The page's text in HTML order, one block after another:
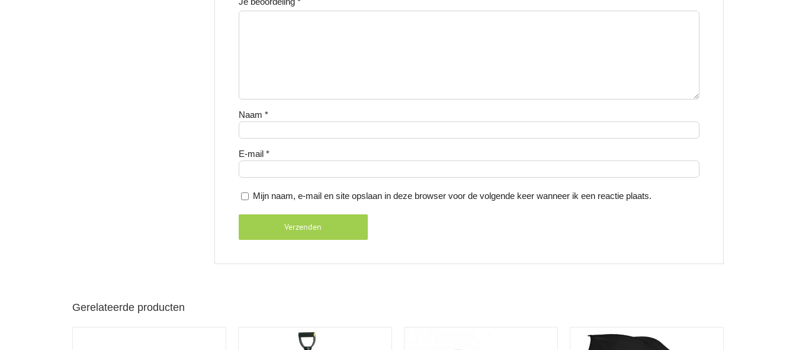
Naam *
E-mail *
Mijn naam, e-mail en site opslaan in deze browser voor de volgende keer wanneer ik een reactie plaats.
Gerelateerde producten